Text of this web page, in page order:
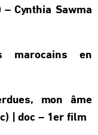
Cynthia Sawma
marocains en
mon âme
| doc – 1er film